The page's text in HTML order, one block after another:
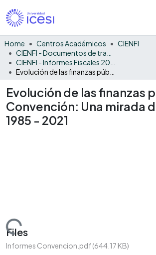
Home Centros Académicos
CIENFI
Evolución de las finanzas
Convención: Una mirada
1985 - 2021
Loading...
Files
Informes Convencion.pdf(644.17 KB)